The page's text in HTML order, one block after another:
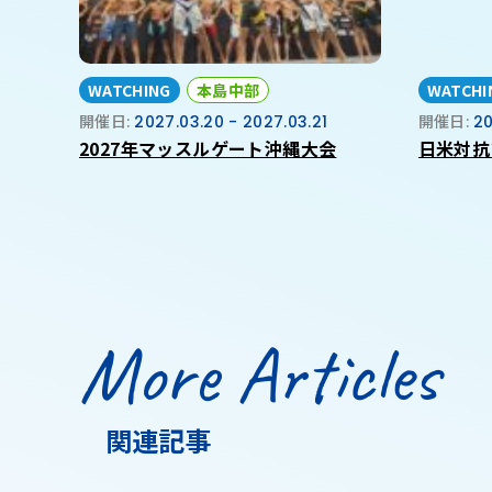
WATCHING
本島中部
開催日: 2027.03.20 - 2027.03.21
2027年マッスルゲート沖縄大会
開催日:
日米対
More Articles
関連記事